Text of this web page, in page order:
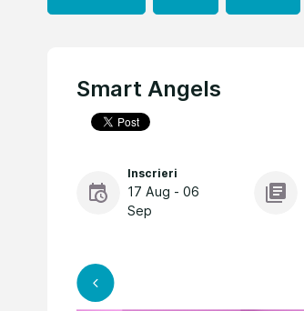
Smart Angels
Inscrieri
17 Aug - 06
Sep